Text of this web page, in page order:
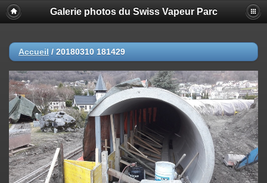
Galerie photos du Swiss Vapeur Parc
Accueil / 20180310 181429